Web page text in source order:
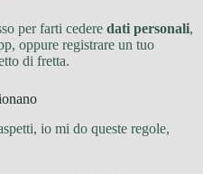
per farti cedere dati personali,
oppure registrare un tuo
di fretta.
io mi do queste regole,